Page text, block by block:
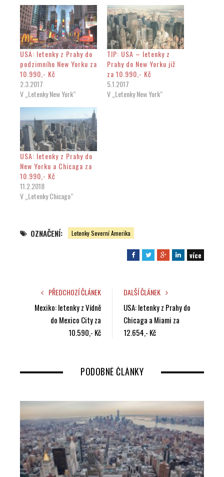
USA: letenky z Prahy do
podzimního New Yorku za
10.990,- Kč
2.3.2017
V „Letenky New York“
TIP: USA – letenky z
Prahy do New Yorku již
za 10.990,- Kč
5.1.2017
V „Letenky New York“
USA: letenky z Prahy do
New Yorku a Chicaga za
10.990,- Kč
11.2.2018
V „Letenky Chicago“
OZNAČENÍ: Letenky Severní Amerika
F
e
o
o
k
T
t
e
r
G
e
+
L
d
více
PŘEDCHOZÍ ČLÁNEK
Mexiko: letenky z Vídně
do Mexico City za
10.590,- Kč
DALŠÍ ČLÁNEK
USA: letenky z Prahy do
Chicaga a Miami za
12.654,- Kč
PODOBNÉ ČLÁNKY